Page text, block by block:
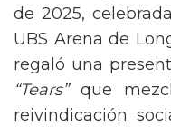
de 2025,
UBS Arena de
regaló una
“Tears”que
reivindicación